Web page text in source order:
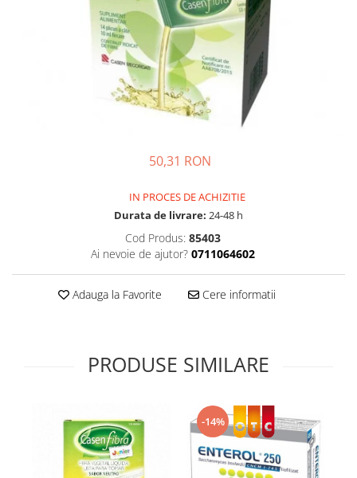
Probiotice si prebiotice
Somn stres si anxietate
Supliment Complexe
Supliment Fier
Supliment Magneziu
Supliment Vitamina D3
Supliment Zinc
Tincturi si Gemoderivate
Tuse gat si respiratie
Balsam masca si tratament
Produse cu SPF Pentru Fata
50,31 RON
IN PROCES DE ACHIZITIE
Durata de livrare: 24-48 h
Cod Produs: 85403
Ai nevoie de ajutor? 0711064602
Adauga la Favorite Cere informatii
PRODUSE SIMILARE
-14%